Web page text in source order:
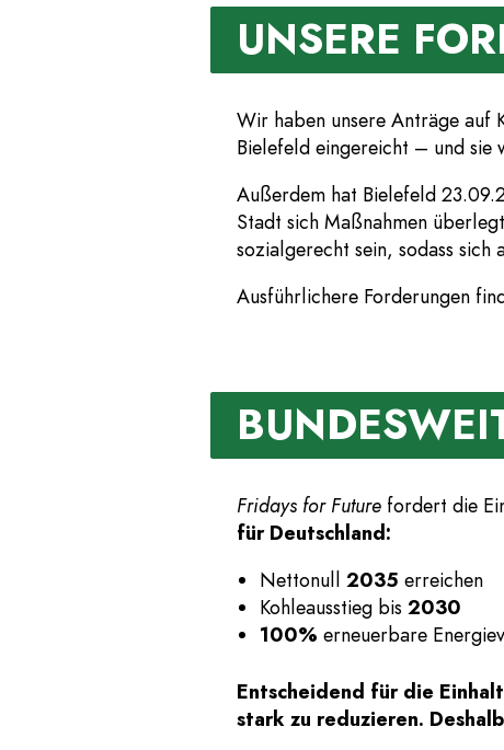
UNSERE
Wir haben unsere Anträge auf
Bielefeld eingereicht – und sie
Außerdem hat Bielefeld
Stadt sich Maßnahmen
sozialgerecht sein, sodass sich
Ausführlichere Forderungen
Fridays for Future fordert die
für Deutschland:
Nettonull 2035 erreichen
Kohleausstieg bis 2030
100% erneuerbare
Entscheidend für die
stark zu reduzieren.